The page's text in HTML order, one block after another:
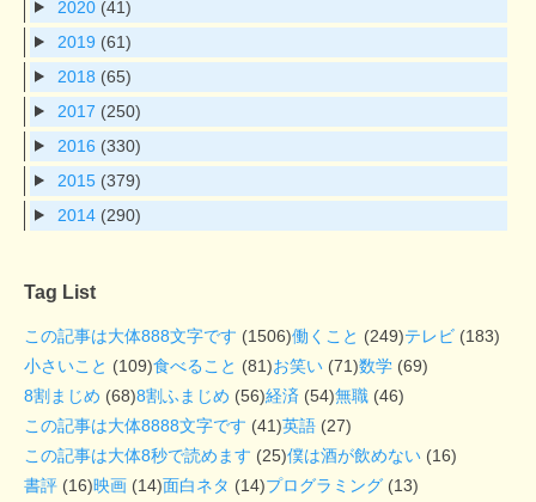
2020 (41)
2019 (61)
2018 (65)
2017 (250)
2016 (330)
2015 (379)
2014 (290)
Tag List
この記事は大体888文字です (1506)働くこと (249)テレビ (183)
小さいこと (109)食べること (81)お笑い (71)数学 (69)
8割まじめ (68)8割ふまじめ (56)経済 (54)無職 (46)
この記事は大体8888文字です (41)英語 (27)
この記事は大体8秒で読めます (25)僕は酒が飲めない (16)
書評 (16)映画 (14)面白ネタ (14)プログラミング (13)